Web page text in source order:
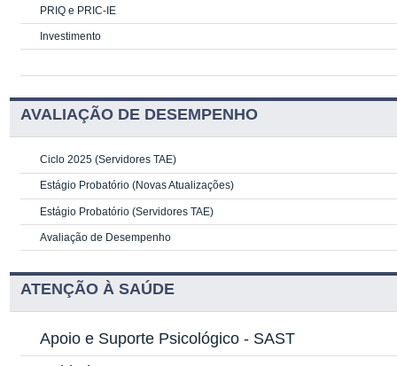
PRIQ e PRIC-IE
Investimento
AVALIAÇÃO DE DESEMPENHO
Ciclo 2025 (Servidores TAE)
Estágio Probatório (Novas Atualizações)
Estágio Probatório (Servidores TAE)
Avaliação de Desempenho
ATENÇÃO À SAÚDE
Apoio e Suporte Psicológico - SAST